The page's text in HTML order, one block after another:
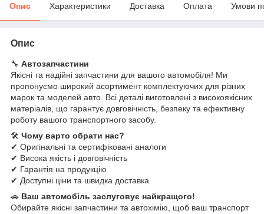
Опис Характеристики Доставка Оплата Умови
Опис
🔧 Автозапчастини
Якісні та надійні запчастини для вашого автомобіля! Ми
пропонуємо широкий асортимент комплектуючих для різних
марок та моделей авто. Всі деталі виготовлені з високоякісних
матеріалів, що гарантує довговічність, безпеку та ефективну
роботу вашого транспортного засобу.
🛠 Чому варто обрати нас?
✔ Оригінальні та сертифіковані аналоги
✔ Висока якість і довговічність
✔ Гарантія на продукцію
✔ Доступні ціни та швидка доставка
🚗 Ваш автомобіль заслуговує найкращого!
Обирайте якісні запчастини та автохімію, щоб ваш транспорт